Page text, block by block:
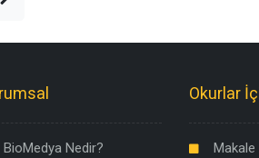
BioMedya Nedir?
Okurlar
Makale